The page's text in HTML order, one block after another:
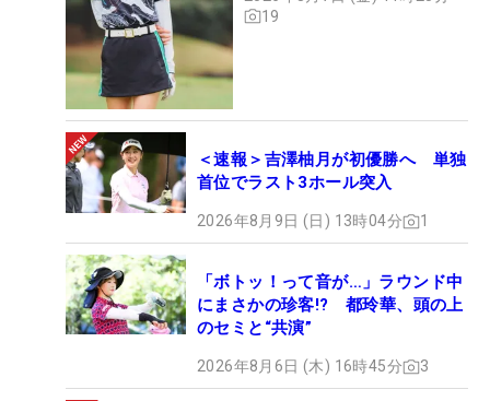
19
＜速報＞吉澤柚月が初優勝へ 単独
首位でラスト3ホール突入
2026年8月9日 (日) 13時04分 1
「ボトッ！って音が…」ラウンド中
にまさかの珍客!? 都玲華、頭の上
のセミと“共演”
2026年8月6日 (木) 16時45分 3